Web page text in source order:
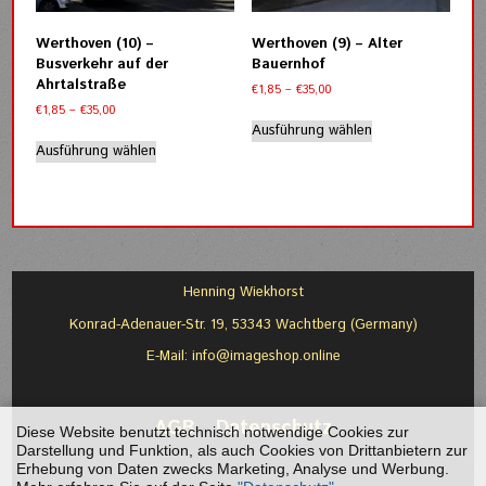
auf
gewählt
Produktseite
Werthoven (10) –
Busverkehr auf der
Ahrtalstraße
€1,85 –€35,00Preisspanne:
bis
€35,00
Ausführung wählen
Varianten
Optionen
auf
der
werden
Werthoven (9) – Alter
Bauernhof
€1,85 – €35,00Preisspanne:
bis
€35,00
Ausführung wählenProdukt
auf.
Optionen
der
Henning Wiekhorst
Konrad-Adenauer-Str. 19, 53343 Wachtberg (Germany)
E-Mail: info@imageshop.online
AGB-Datenschutz
Diese Website benutzt technisch notwendige Cookies zur
Darstellung und Funktion, als auch Cookies von Drittanbietern zur
Erhebung von Daten zwecks Marketing, Analyse und Werbung.